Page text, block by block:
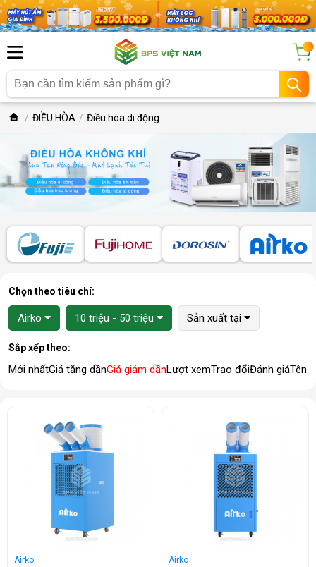
...
ĐIỀU HÒA Điều hòa di động
Chọn theo tiêu chí:
Airko 10 triệu - 50 triệu Sản xuất tại
Sắp xếp theo:
Mới nhấtGiá tăng dầnGiá giảm dầnLượt xemTrao đổiĐánh giáTên
Airko
Airko